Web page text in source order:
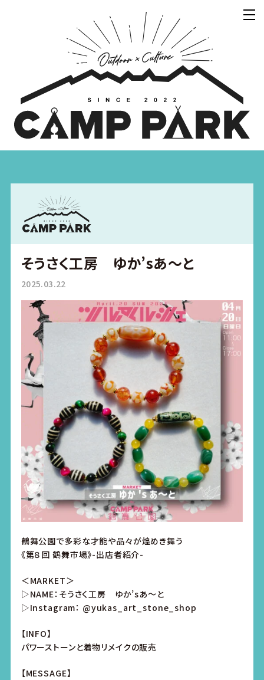
そうさく工房 ゆか’sあ～と
2025.03.22
鶴舞公園で多彩な才能や品々が煌めき舞う
《第８回 鶴舞市場》-出店者紹介-
＜MARKET＞
▷NAME：そうさく工房 ゆか’sあ～と
▷Instagram： @yukas_art_stone_shop
【INFO】
パワーストーンと着物リメイクの販売
【MESSAGE】